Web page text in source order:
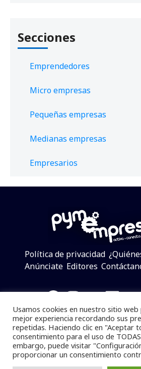
Secciones
Emprendedores
Micro empresas
Pequeñas empresas
Medianas empresas
Empresarios
Política de privacidad
Anúnciate Editores
Facebook
Pymempresario © 2025 Todos los
Se prohibe el uso de la
Usamos cookies en nuestro sitio
mejor experiencia recordando sus
repetidas. Haciendo clic en "Aceptar
consentimiento para el uso de
embargo, puede visitar
proporcionar un consentimiento